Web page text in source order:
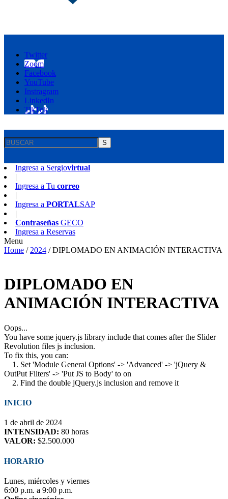
Twitter
Zoom
Facebook
YouTube
Instragram
LinkedIn
TikTok
S
Ingresa a Sergiovirtual
|
Ingresa a Tu correo
|
Ingresa a PORTALSAP
|
Contraseñas GECO
Ingresa a Reservas
Menu
Home / 2024 /DIPLOMADO EN ANIMACIÓN INTERACTIVA
DIPLOMADO EN
ANIMACIÓN INTERACTIVA
Oops...
You have some jquery.js library include that comes after the Slider
Revolution files js inclusion.
To fix this, you can:
1. Set 'Module General Options' -> 'Advanced' -> 'jQuery &
OutPut Filters' -> 'Put JS to Body' to on
2. Find the double jQuery.js inclusion and remove it
INICIO
1 de abril de 2024
INTENSIDAD: 80 horas
VALOR: $2.500.000
HORARIO
Lunes, miércoles y viernes
6:00 p.m. a 9:00 p.m.